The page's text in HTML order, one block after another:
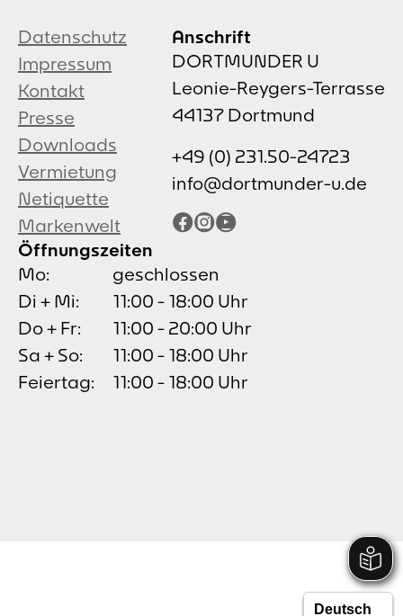
Datenschutz
Impressum
Kontakt
Presse
Downloads
Vermietung
Netiquette
Markenwelt
Anschrift
DORTMUNDER U
Leonie-Reygers-Terrasse
44137 Dortmund
+49 (0) 231.50-24723
info@dortmunder-u.de
Facebook
Instagram
YouTube
Öffnungszeiten
Mo:
geschlossen
Di + Mi:
11:00 - 18:00 Uhr
Do + Fr:
11:00 - 20:00 Uhr
Sa + So:
11:00 - 18:00 Uhr
Feiertag:
11:00 - 18:00 Uhr